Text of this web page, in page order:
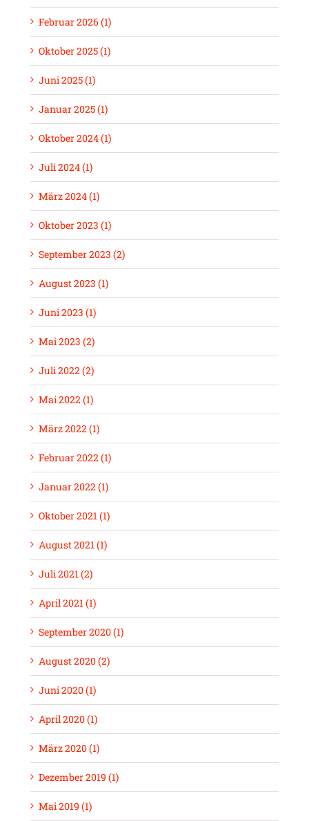
Februar 2026 (1)
Oktober 2025 (1)
Juni 2025 (1)
Januar 2025 (1)
Oktober 2024 (1)
Juli 2024 (1)
März 2024 (1)
Oktober 2023 (1)
September 2023 (2)
August 2023 (1)
Juni 2023 (1)
Mai 2023 (2)
Juli 2022 (2)
Mai 2022 (1)
März 2022 (1)
Februar 2022 (1)
Januar 2022 (1)
Oktober 2021 (1)
August 2021 (1)
Juli 2021 (2)
April 2021 (1)
September 2020 (1)
August 2020 (2)
Juni 2020 (1)
April 2020 (1)
März 2020 (1)
Dezember 2019 (1)
Mai 2019 (1)